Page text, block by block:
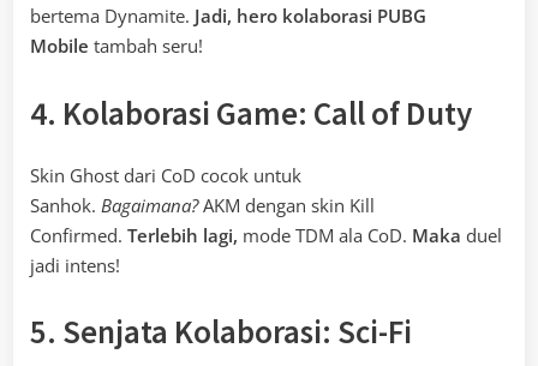
bertema Dynamite. Jadi, hero kolaborasi PUBG
Mobile tambah seru!
4. Kolaborasi Game: Call of Duty
Skin Ghost dari CoD cocok untuk
Sanhok. Bagaimana?AKM dengan skin Kill
Confirmed. Terlebih lagi, mode TDM ala CoD. Maka duel
jadi intens!
5. Senjata Kolaborasi: Sci-Fi